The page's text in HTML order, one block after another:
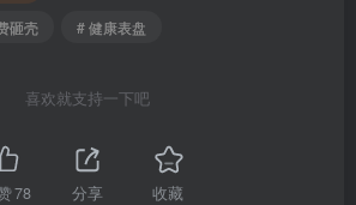
砸壳 # 健康表盘
喜欢就支持一下吧
78 分享 收藏